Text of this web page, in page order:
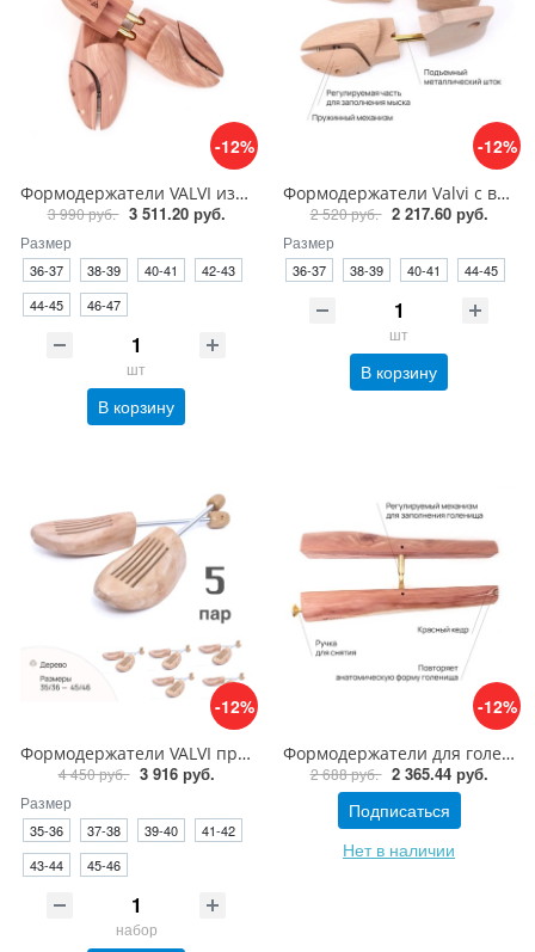
-12%
Формодержатели VALVI из 3 частей, кедр
3 990 руб. 3 511.20 руб.
Размер
36-37 38-39 40-41
42-43
44-45
46-47
шт
В корзину
-12%
Формодержатели Valvi с высокой пяткой бук
2 520 руб. 2 217.60 руб.
Размер
36-37 38-39 40-41 44-45
шт
В корзину
-12%
Формодержатели VALVI пружинные для обуви, 5 пар
4 450 руб. 3 916 руб.
Размер
35-36 37-38 39-40
41-42
43-44
45-46
набор
-12%
Формодержатели для голенищ сапог, кедр
2 688 руб. 2 365.44 руб.
Подписаться
Нет в наличии